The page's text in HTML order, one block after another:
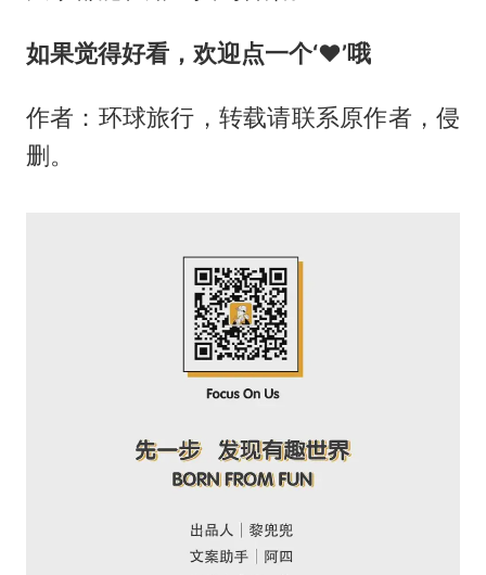
如果觉得好看，欢迎点一个‘❤️’哦
作者：环球旅行，转载请联系原作者，侵
删。